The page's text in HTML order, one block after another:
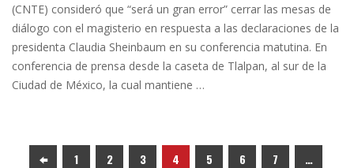
(CNTE) consideró que “será un gran error” cerrar las mesas de
diálogo con el magisterio en respuesta a las declaraciones de la
presidenta Claudia Sheinbaum en su conferencia matutina. En
conferencia de prensa desde la caseta de Tlalpan, al sur de la
Ciudad de México, la cual mantiene …
1 2 3 4 5 6 7
…